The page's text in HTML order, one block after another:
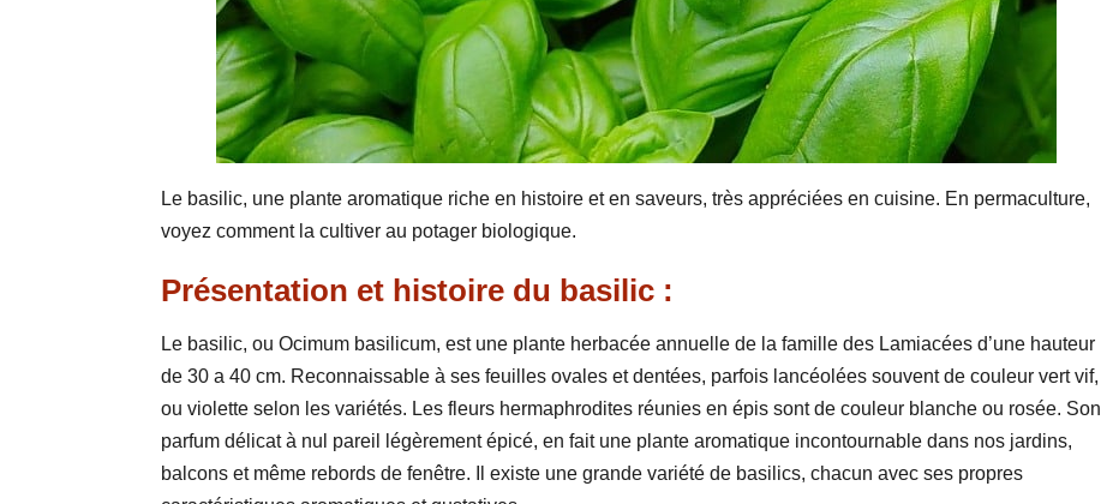
Le basilic, une plante aromatique riche en histoire et en saveurs, très appréciées en cuisine. En permaculture,
voyez comment la cultiver au potager biologique.
Présentation et histoire du basilic :
Le basilic, ou Ocimum basilicum, est une plante herbacée annuelle de la famille des Lamiacées d’une hauteur
de 30 a 40 cm. Reconnaissable à ses feuilles ovales et dentées, parfois lancéolées souvent de couleur vert vif,
ou violette selon les variétés. Les fleurs hermaphrodites réunies en épis sont de couleur blanche ou rosée. Son
parfum délicat à nul pareil légèrement épicé, en fait une plante aromatique incontournable dans nos jardins,
balcons et même rebords de fenêtre. Il existe une grande variété de basilics, chacun avec ses propres